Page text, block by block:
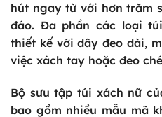
hút ngay từ với hơn trăm
đáo. Đa phần các loại
thiết kế với dây đeo dài,
việc xách tay hoặc đeo
Bộ sưu tập túi xách nữ
bao gồm nhiều mẫu mã